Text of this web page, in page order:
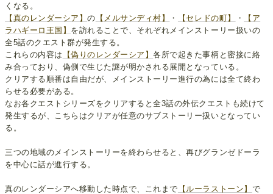
くなる。
【真のレンダーシア】の 【メルサンディ村】 ・ 【セレドの町】 ・
【ア
ラハギーロ王国】 を訪れることで、それぞれメインストーリー扱いの
全5話のクエスト群が発生する。
これらの内容は
【偽りのレンダーシア】各所で起きた事柄と密接に絡
み合っており、偽側で生じた謎が明かされる展開となっている。
クリアする順番は自由だが、メインストーリー進行の為には全て終わ
らせる必要がある。
なお各クエストシリーズをクリアすると全3話の外伝クエストも続けて
発生するが、こちらはクリアが任意のサブストーリー扱いとなってい
る。
三つの地域のメインストーリーを終わらせると、再びグランゼドーラ
を中心に話が進行する。
真のレンダーシアへ移動した時点で、これまで 【ルーラストーン】 で